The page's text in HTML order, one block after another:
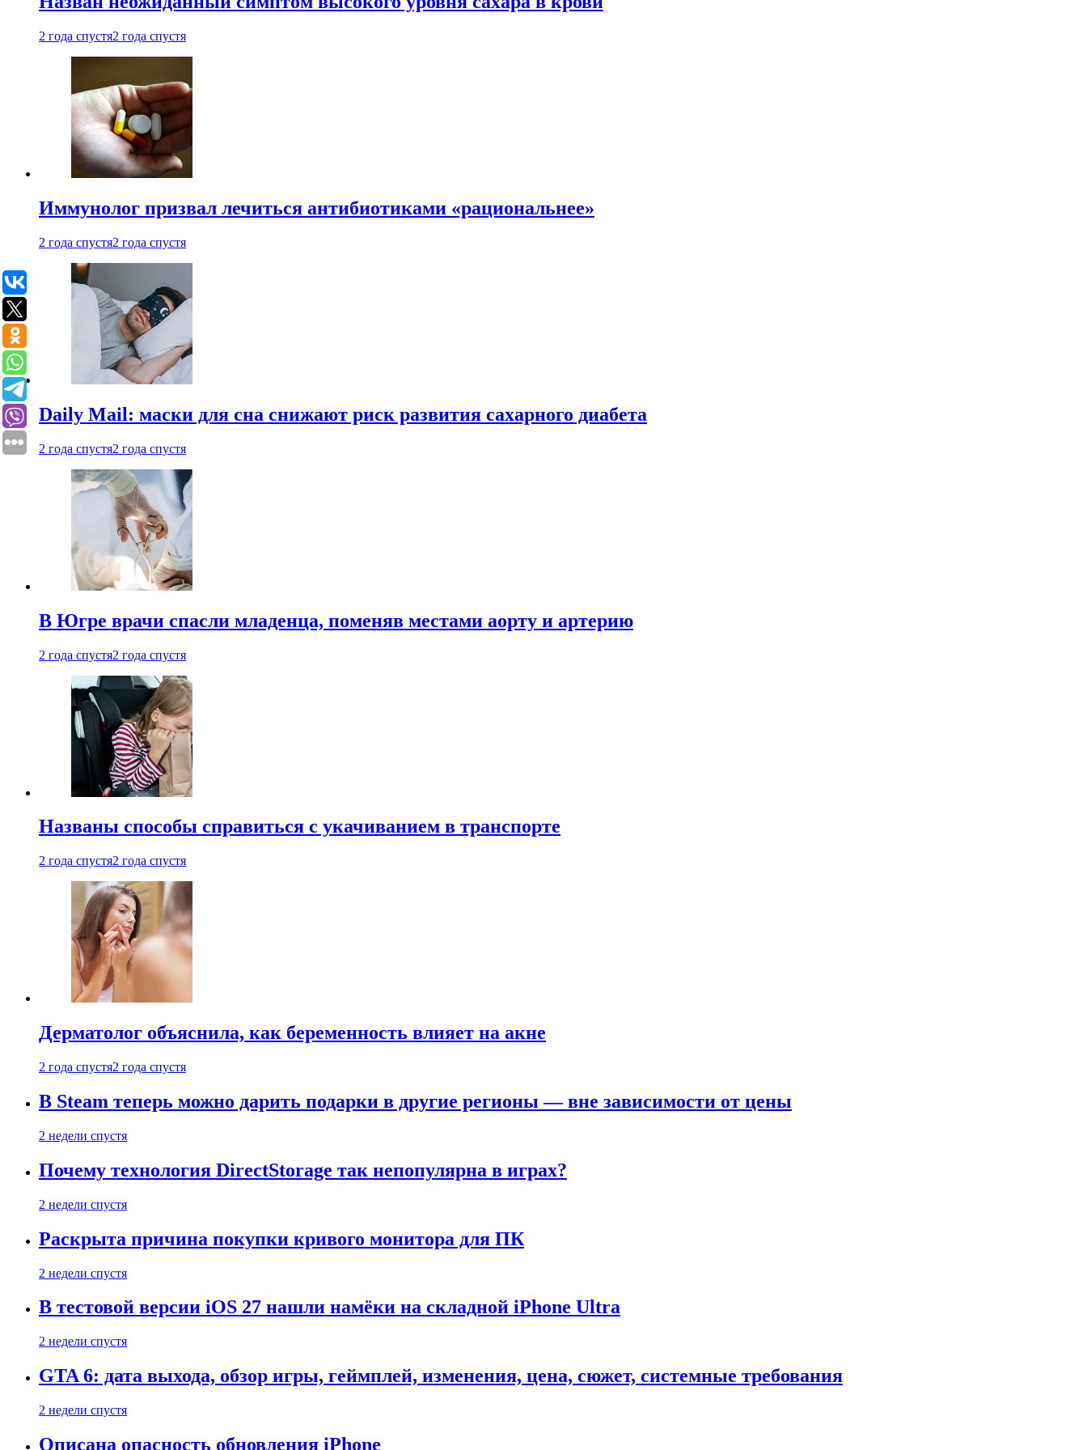
2 года спустя2 года спустя
Иммунолог призвал лечиться антибиотиками «рациональнее»
2 года спустя2 года спустя
Daily Mail: маски для сна снижают риск развития сахарного диабета
2 года спустя2 года спустя
В Югре врачи спасли младенца, поменяв местами аорту и артерию
2 года спустя2 года спустя
Названы способы справиться с укачиванием в транспорте
2 года спустя2 года спустя
Дерматолог объяснила, как беременность влияет на акне
2 года спустя2 года спустя
В Steam теперь можно дарить подарки в другие регионы — вне зависимости от цены
2 недели спустя
Почему технология DirectStorage так непопулярна в играх?
2 недели спустя
Раскрыта причина покупки кривого монитора для ПК
2 недели спустя
В тестовой версии iOS 27 нашли намёки на складной iPhone Ultra
2 недели спустя
GTA 6: дата выхода, обзор игры, геймплей, изменения, цена, сюжет, системные требования
2 недели спустя
Описана опасность обновления iPhone